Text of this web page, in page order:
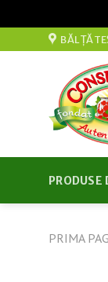
PRODUSE
PRIMA